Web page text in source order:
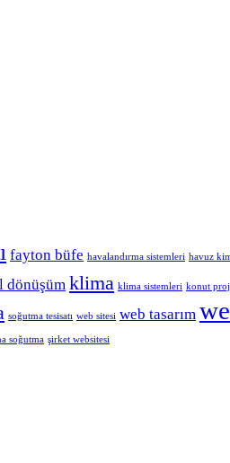
fayton büfe havalandırma sistemleri havuz
dönüşüm klima klima sistemleri konut
soğutma tesisatı web sitesi web tasarım
soğutma şirket websitesi